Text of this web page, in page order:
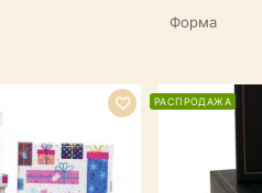
Форма
РАСПРОДАЖА